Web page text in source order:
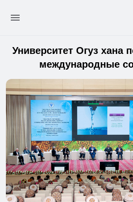
Университет Огуз хана
международные